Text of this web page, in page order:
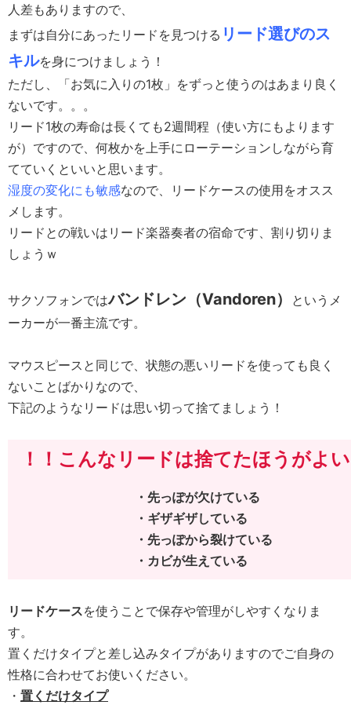
人差もありますので、
まずは自分にあったリードを見つける リード選びのス
キルを身につけましょう！
ただし、「お気に入りの1枚」をずっと使うのはあまり良く
ないです。。。
リード1枚の寿命は長くても2週間程（使い方にもよります
が）ですので、何枚かを上手にローテーションしながら育
てていくといいと思います。
湿度の変化にも敏感なので、リードケースの使用をオスス
メします。
リードとの戦いはリード楽器奏者の宿命です、割り切りま
しょうｗ
サクソフォンではバンドレン（Vandoren）
というメ
ーカーが一番主流です。
マウスピースと同じで、状態の悪いリードを使っても良く
ないことばかりなので、
下記のようなリードは思い切って捨てましょう！
！！こんなリードは捨てたほうがよ
・先っぽが欠けている
・ギザギザしている
・先っぽから裂けている
・カビが生えている
リードケースを使うことで保存や管理がしやすくなりま
す。
置くだけタイプと差し込みタイプがありますのでご自身の
性格に合わせてお使いください。
・ 置くだけタイプ